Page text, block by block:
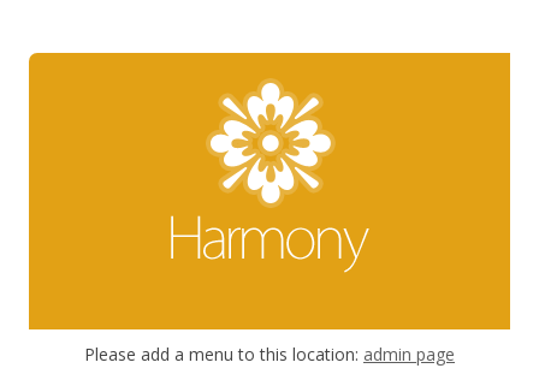
Перейти к содержимому
Please add a menu to this location: admin page